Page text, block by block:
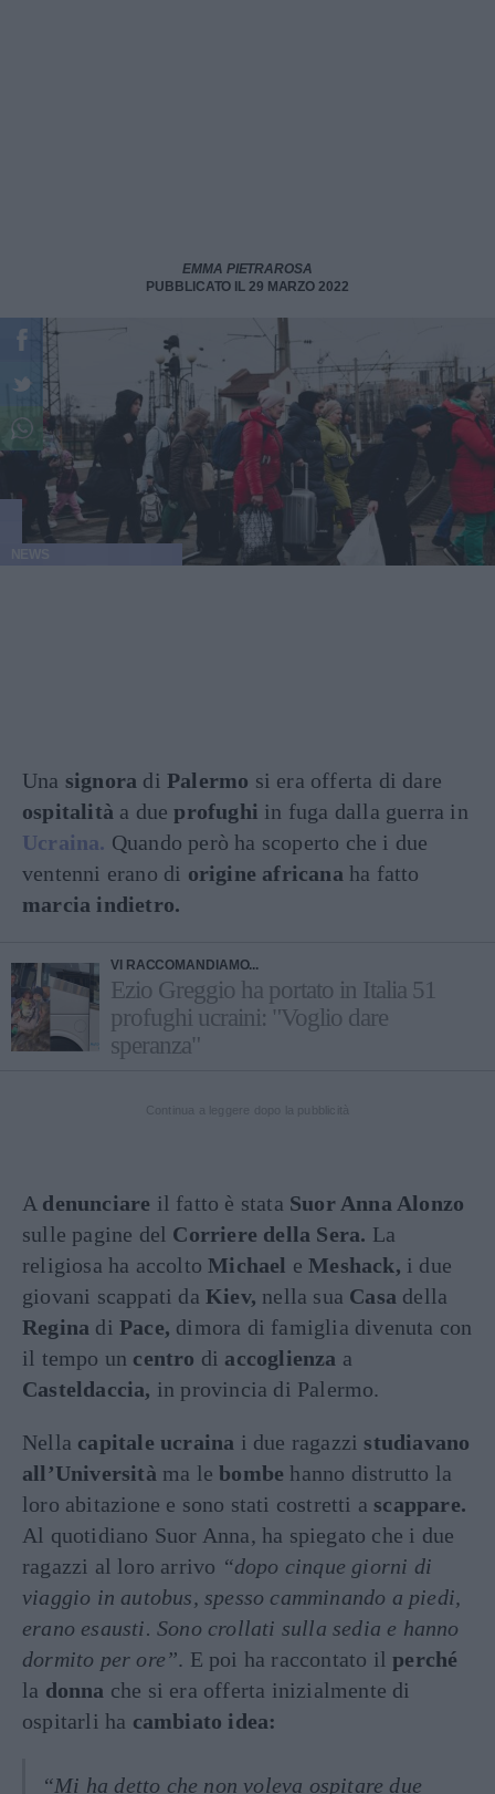
EMMA PIETRAROSA
PUBBLICATO IL 29 MARZO 2022
Una signora diPalermo si era offerta di dare
ospitalità a dueprofughi in fuga dalla guerra in
Ucraina. Quando però ha scoperto che i due
ventenni erano di origine africana ha fatto
marcia indietro.
VI RACCOMANDIAMO...
Ezio Greggio ha portato in Italia 51
profughi ucraini: "Voglio dare
speranza"
A denunciare il fatto è stata Suor Anna Alonzo
sulle pagine del Corriere della Sera. La
religiosa ha accoltoMichael eMeshack, i due
giovani scappati da Kiev, nella sua Casa della
Regina diPace, dimora di famiglia divenuta con
il tempo un centro di accoglienza a
Casteldaccia, in provincia di Palermo.
Nella capitale ucraina i due ragazzi studiavano
all’Università ma lebombe hanno distrutto la
loro abitazione e sono stati costretti a scappare.
Al quotidiano Suor Anna, ha spiegato che i due
ragazzi al loro arrivo “dopo cinque giorni di
viaggio in autobus, spesso camminando a piedi,
erano esausti. Sono crollati sulla sedia e hanno
dormito per ore”. E poi ha raccontato ilperché
la donna che si era offerta inizialmente di
ospitarli ha cambiato idea:
“Mi ha detto che non voleva ospitare due